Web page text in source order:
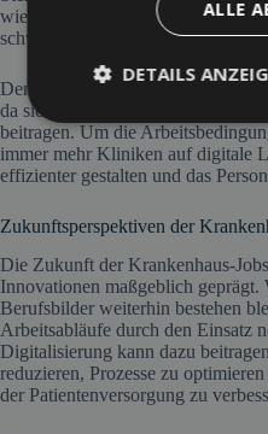
wie die psychische Belastung
schwerkranken Patienten.
Dennoch empfinden viele
da sie direkt zur Genesung und
beitragen. Um die
immer mehr Kliniken auf digitale
effizienter gestalten und das
Zukunftsperspektiven der
Die Zukunft der Krankenhaus-
Innovationen maßgeblich geprägt.
Berufsbilder weiterhin bestehen
Arbeitsabläufe durch den Einsatz
Digitalisierung kann dazu
reduzieren, Prozesse zu
der Patientenversorgung zu
ALLE
DETAILS